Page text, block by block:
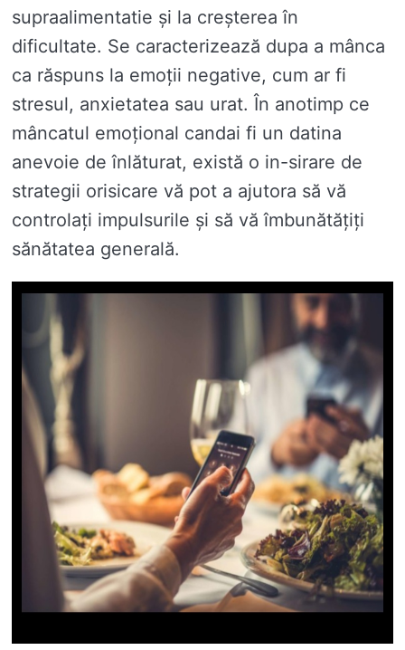
supraalimentatie și la creșterea în
dificultate. Se caracterizează dupa a mânca
ca răspuns la emoții negative, cum ar fi
stresul, anxietatea sau urat. În anotimp ce
mâncatul emoțional candai fi un datina
anevoie de înlăturat, există o in-sirare de
strategii orisicare vă pot a ajutora să vă
controlați impulsurile și să vă îmbunătățiți
sănătatea generală.